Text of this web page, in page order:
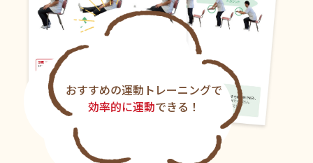
おすすめの運動トレーニングで
効率的に運動できる！